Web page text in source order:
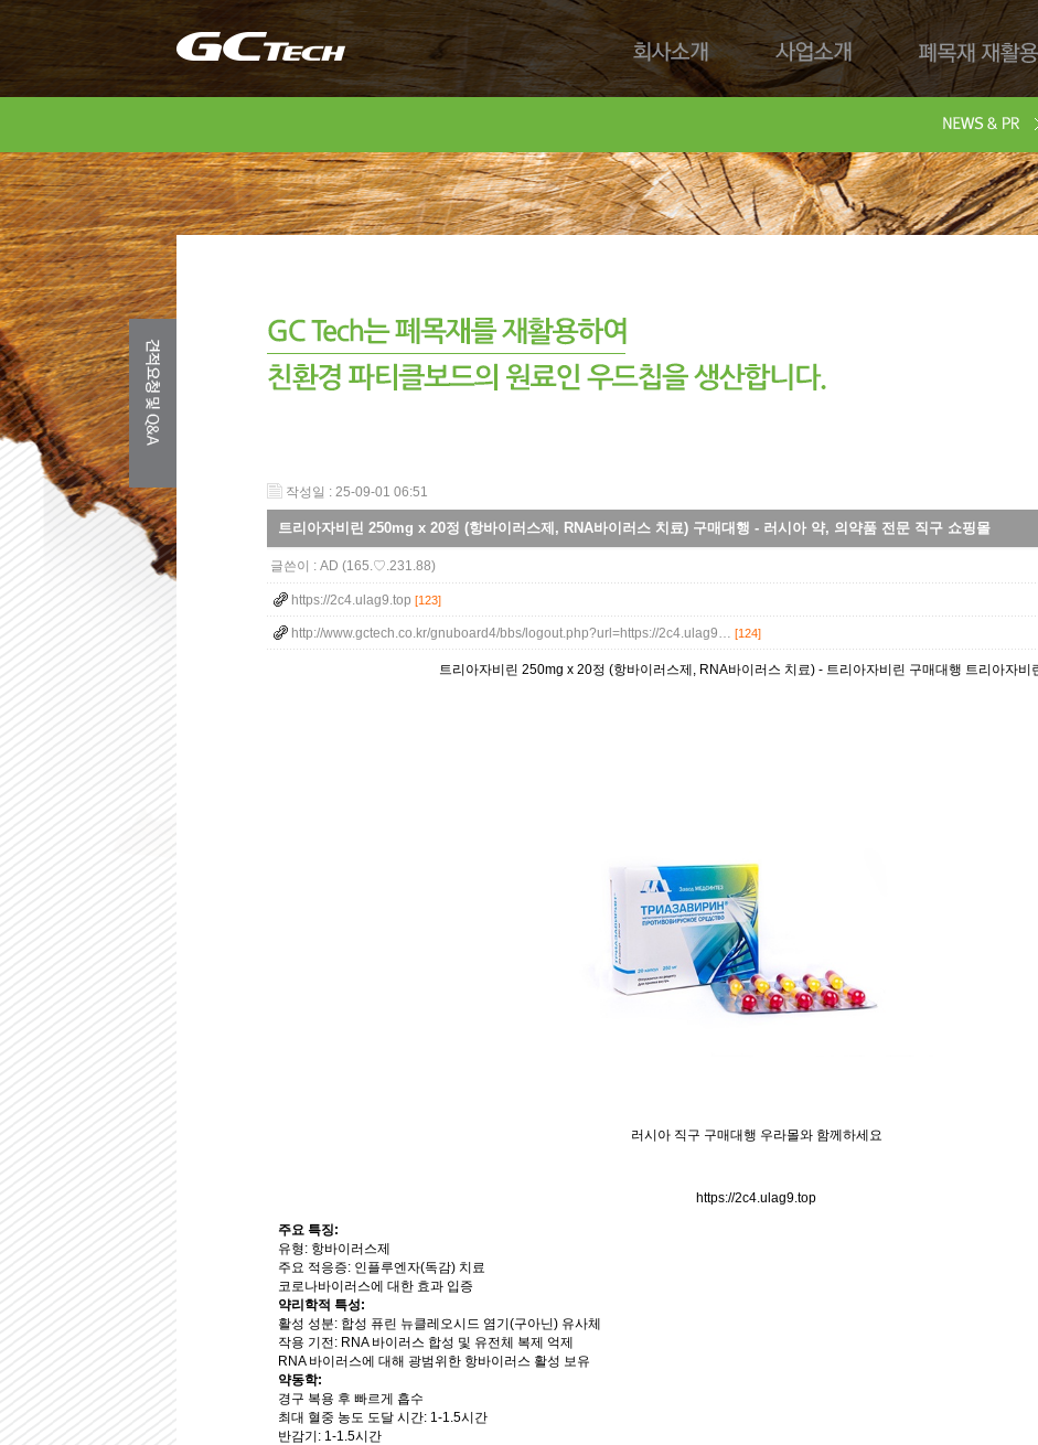
회사소개 사업소개 폐목재 재활용
Download
작성일 : 25-09-01 06:51
트리아자비린 250mg x 20정 (항바이러스제, RNA바이러스 치료) 구매대행 - 러시아 약, 의약품 전문 직구 쇼핑몰
글쓴이 : AD (165.♡.231.88)
https://2c4.ulag9.top [123]
http://www.gctech.co.kr/gnuboard4/bbs/logout.php?url=https://2c4.ulag9… [124]
트리아자비린 250mg x 20정 (항바이러스제, RNA바이러스 치료) - 트리아자비린 구매대행 트리아자비
러시아 직구 구매대행 우라몰와 함께하세요
https://2c4.ulag9.top
주요 특징:
유형: 항바이러스제
주요 적응증: 인플루엔자(독감) 치료
코로나바이러스에 대한 효과 입증
약리학적 특성:
활성 성분: 합성 퓨린 뉴클레오시드 염기(구아닌) 유사체
작용 기전: RNA 바이러스 합성 및 유전체 복제 억제
RNA 바이러스에 대해 광범위한 항바이러스 활성 보유
약동학:
경구 복용 후 빠르게 흡수
최대 혈중 농도 도달 시간: 1-1.5시간
반감기: 1-1.5시간